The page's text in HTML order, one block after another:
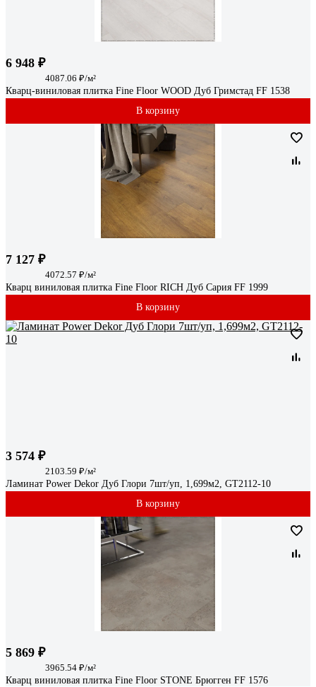
6 948 ₽
4087.06 ₽/м²
Кварц-виниловая плитка Fine Floor WOOD Дуб Гримстад FF 1538
В корзину
7 127 ₽
4072.57 ₽/м²
Кварц виниловая плитка Fine Floor RICH Дуб Сария FF 1999
В корзину
3 574 ₽
2103.59 ₽/м²
Ламинат Power Dekor Дуб Глори 7шт/уп, 1,699м2, GT2112-10
В корзину
5 869 ₽
3965.54 ₽/м²
Кварц виниловая плитка Fine Floor STONE Брюгген FF 1576